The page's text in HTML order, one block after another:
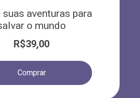
suas aventuras para
o mundo
R$39,00
Comprar